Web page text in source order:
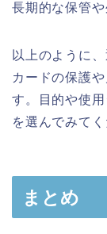
長期的な保管や
以上のように
カードの保護
す。目的や使
を選んでみてく
まとめ